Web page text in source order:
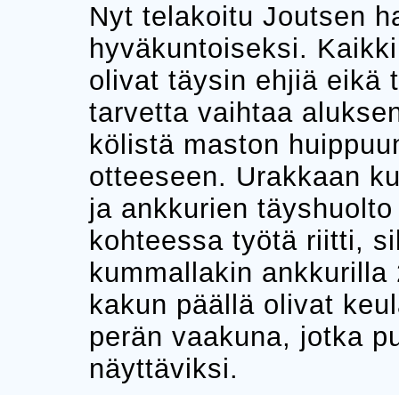
Nyt telakoitu Joutsen
hyväkuntoiseksi.
olivat täysin ehjiä eikä
tarvetta vaihtaa
kölistä maston
otteeseen. Urakkaan
ja ankkurien
kohteessa työtä riitti,
kummallakin
kakun päällä olivat
perän vaakuna, jotka
näyttäviksi.